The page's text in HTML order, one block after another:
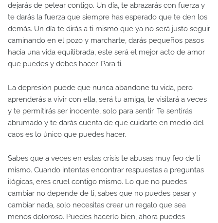
dejarás de pelear contigo. Un día, te abrazarás con fuerza y ​​
te darás la fuerza que siempre has esperado que te den los
demás. Un día te dirás a ti mismo que ya no será justo seguir
caminando en el pozo y marcharte, darás pequeños pasos
hacia una vida equilibrada, este será el mejor acto de amor
que puedes y debes hacer. Para ti.
La depresión puede que nunca abandone tu vida, pero
aprenderás a vivir con ella, será tu amiga, te visitará a veces
y te permitirás ser inocente, solo para sentir. Te sentirás
abrumado y te darás cuenta de que cuidarte en medio del
caos es lo único que puedes hacer.
Sabes que a veces en estas crisis te abusas muy feo de ti
mismo. Cuando intentas encontrar respuestas a preguntas
ilógicas, eres cruel contigo mismo. Lo que no puedes
cambiar no depende de ti, sabes que no puedes pasar y
cambiar nada, solo necesitas crear un regalo que sea
menos doloroso. Puedes hacerlo bien, ahora puedes